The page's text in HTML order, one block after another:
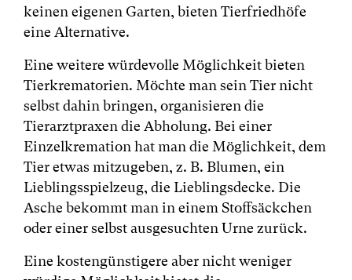
keinen eigenen Garten, bieten Tierfriedhöfe
eine Alternative.
Eine weitere würdevolle Möglichkeit bieten
Tierkrematorien. Möchte man sein Tier nicht
selbst dahin bringen, organisieren die
Tierarztpraxen die Abholung. Bei einer
Einzelkremation hat man die Möglichkeit, dem
Tier etwas mitzugeben, z. B. Blumen, ein
Lieblingsspielzeug, die Lieblingsdecke. Die
Asche bekommt man in einem Stoffsäckchen
oder einer selbst ausgesuchten Urne zurück.
Eine kostengünstigere aber nicht weniger